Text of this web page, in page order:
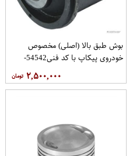
بوش طبق بالا (اصلی) مخصوص
خودروی پیکاپ با کد فنی54542-
2S610برند نیسان موتور فروشگاه
مگاموتور
۲,۵۰۰,۰۰۰